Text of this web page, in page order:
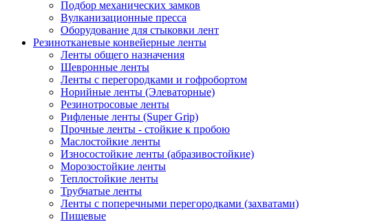
Подбор механических замков
Вулканизационные пресса
Оборудование для стыковки лент
Резинотканевые конвейерные ленты
Ленты общего назначения
Шевронные ленты
Ленты с перегородками и гофробортом
Норийные ленты (Элеваторные)
Резинотросовые ленты
Рифленые ленты (Super Grip)
Прочные ленты - стойкие к пробою
Маслостойкие ленты
Износостойкие ленты (абразивостойкие)
Морозостойкие ленты
Теплостойкие ленты
Трубчатые ленты
Ленты с поперечными перегородками (захватами)
Пищевые